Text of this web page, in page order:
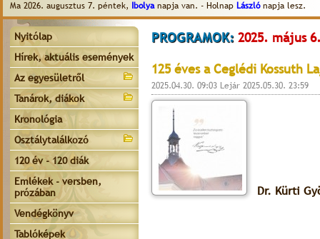
Ma 2026. augusztus 7. péntek, Ibolyanapja van. - Holnap Lászlónapja lesz.
Nyitólap
Hírek, aktuális események
Az egyesületről
Tanárok, diákok
Kronológia
Osztálytalálkozó
120 év - 120 diák
Emlékek - versben,
prózában
Vendégkönyv
Tablóképek
PROGRAMOK: 2025. május
125 éves a Ceglédi Kossuth
2025.04.30. 09:03 Lejár 2025.05.30. 23:59
Dr. Kürti